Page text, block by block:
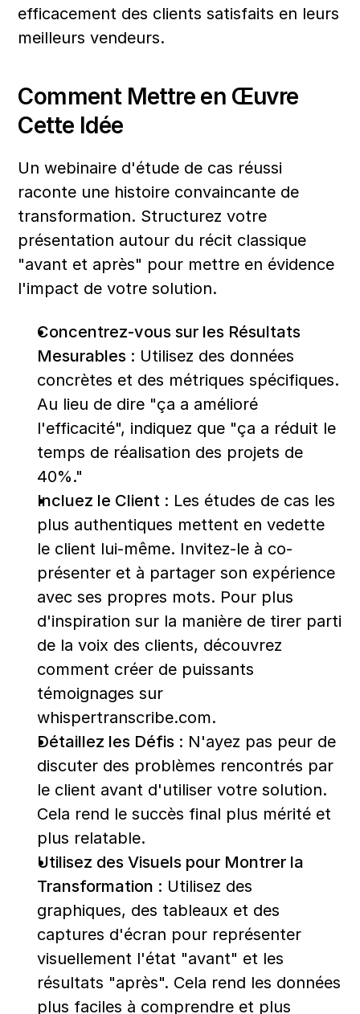
efficacement des clients satisfaits en leurs
meilleurs vendeurs.
Comment Mettre en Œuvre
Cette Idée
Un webinaire d'étude de cas réussi
raconte une histoire convaincante de
transformation. Structurez votre
présentation autour du récit classique
"avant et après" pour mettre en évidence
l'impact de votre solution.
Concentrez-vous sur les Résultats
Mesurables : Utilisez des données
concrètes et des métriques spécifiques.
Au lieu de dire "ça a amélioré
l'efficacité", indiquez que "ça a réduit le
temps de réalisation des projets de
40%."
Incluez le Client : Les études de cas les
plus authentiques mettent en vedette
le client lui-même. Invitez-le à co-
présenter et à partager son expérience
avec ses propres mots. Pour plus
d'inspiration sur la manière de tirer parti
de la voix des clients, découvrez
comment créer de puissants
témoignages sur
whispertranscribe.com.
Détaillez les Défis : N'ayez pas peur de
discuter des problèmes rencontrés par
le client avant d'utiliser votre solution.
Cela rend le succès final plus mérité et
plus relatable.
Utilisez des Visuels pour Montrer la
Transformation : Utilisez des
graphiques, des tableaux et des
captures d'écran pour représenter
visuellement l'état "avant" et les
résultats "après". Cela rend les données
plus faciles à comprendre et plus